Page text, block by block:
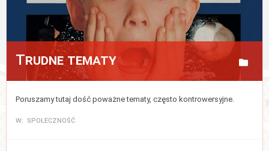
Trudne tematy
Poruszamy tutaj dość poważne tematy, często kontrowersyjne.
W: SPOŁECZNOŚĆ